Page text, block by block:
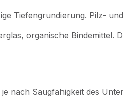
Tiefengrundierung. Pilz-
organische
nach Saugfähigkeit des